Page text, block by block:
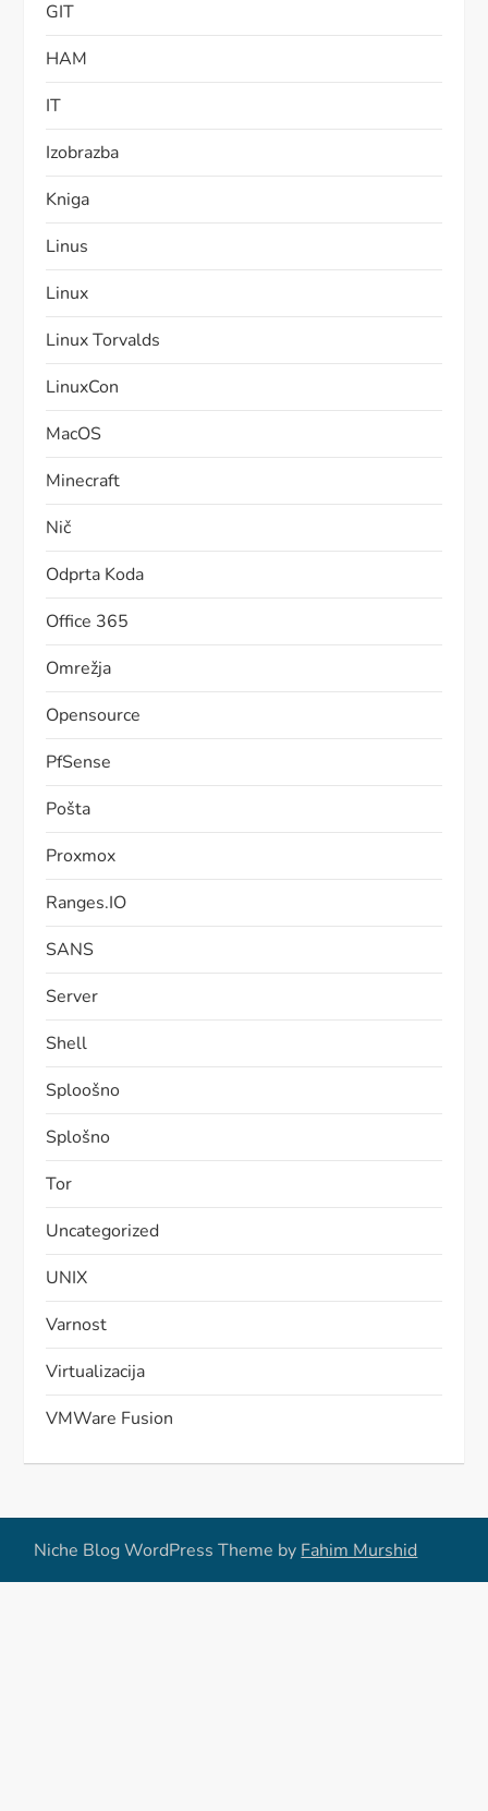
GIT
HAM
IT
Izobrazba
Kniga
Linus
Linux
Linux Torvalds
LinuxCon
MacOS
Minecraft
Nič
Odprta Koda
Office 365
Omrežja
Opensource
PfSense
Pošta
Proxmox
Ranges.IO
SANS
Server
Shell
Sploošno
Splošno
Tor
Uncategorized
UNIX
Varnost
Virtualizacija
VMWare Fusion
Niche Blog WordPress Theme by Fahim Murshid